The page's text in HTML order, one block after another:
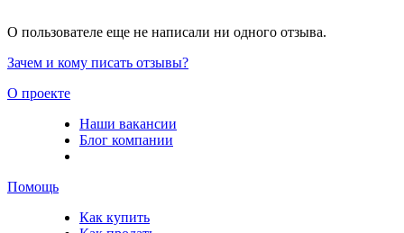
О пользователе еще не написали ни одного отзыва.
Зачем и кому писать отзывы?
О проекте
Наши вакансии
Блог компании
Помощь
Как купить